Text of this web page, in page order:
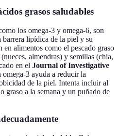
grasos saludables
los omega-3 y omega-6, son
barrera lipídica de la piel y su
en alimentos como el pescado graso
almendras) y semillas (chia,
en el Journal of Investigative
omega-3 ayuda a reducir la
de la piel. Intenta incluir al
graso a la semana y un puñado de